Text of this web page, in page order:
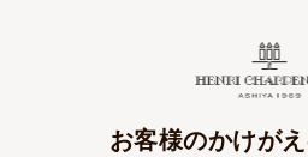
お客様のかけが